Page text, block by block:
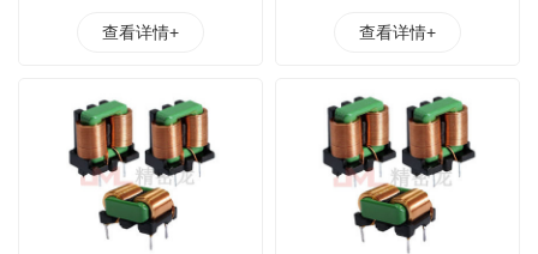
查看详情+ 查看详情+